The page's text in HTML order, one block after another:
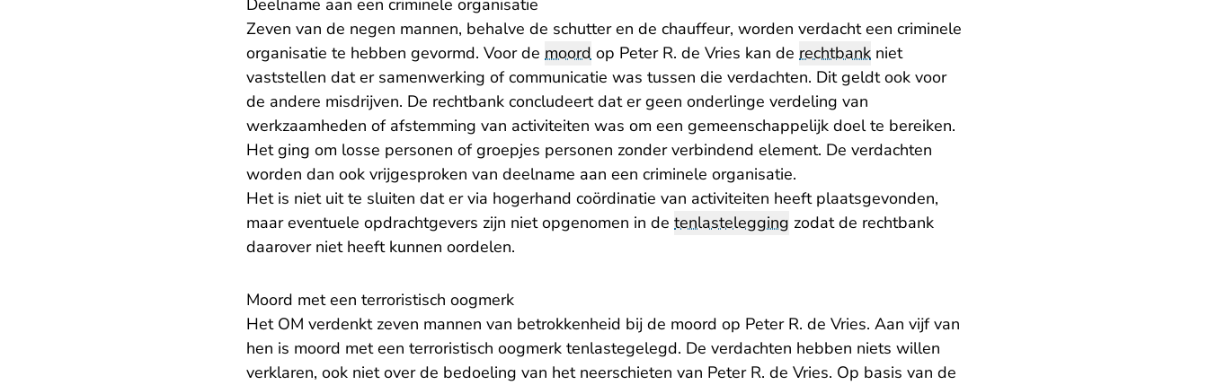
Deelname aan een criminele organisatie
Zeven van de negen mannen, behalve de schutter en de chauffeur, worden verdacht een criminele
organisatie te hebben gevormd. Voor de moord op Peter R. de Vries kan de rechtbank niet
vaststellen dat er samenwerking of communicatie was tussen die verdachten. Dit geldt ook voor
de andere misdrijven. De rechtbank concludeert dat er geen onderlinge verdeling van
werkzaamheden of afstemming van activiteiten was om een gemeenschappelijk doel te bereiken.
Het ging om losse personen of groepjes personen zonder verbindend element. De verdachten
worden dan ook vrijgesproken van deelname aan een criminele organisatie.
Het is niet uit te sluiten dat er via hogerhand coördinatie van activiteiten heeft plaatsgevonden,
maar eventuele opdrachtgevers zijn niet opgenomen in de tenlastelegging zodat de rechtbank
daarover niet heeft kunnen oordelen.
Moord met een terroristisch oogmerk
Het OM verdenkt zeven mannen van betrokkenheid bij de moord op Peter R. de Vries. Aan vijf van
hen is moord met een terroristisch oogmerk tenlastegelegd. De verdachten hebben niets willen
verklaren, ook niet over de bedoeling van het neerschieten van Peter R. de Vries. Op basis van de